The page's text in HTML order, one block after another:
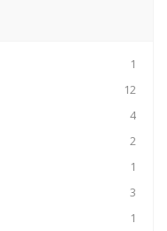
1
12
4
2
1
3
1